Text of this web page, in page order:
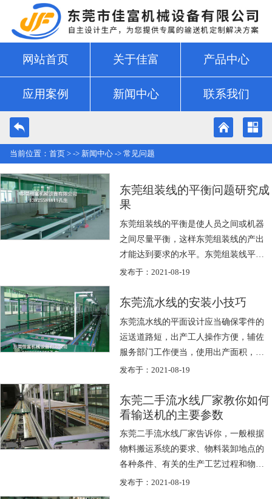
网站首页 关于佳富 产品中心
应用案例 新闻中心 联系我们
当前位置： 首页 > -> 新闻中心 -> 常见问题
东莞组装线的平衡问题研究成
果
东莞组装线的平衡是使人员之间或机器
之间尽量平衡，这样东莞组装线的产出
才能达到要求的水平。东莞组装线平衡
问题与设施规划相牵连。东莞组装线的
发布于：2021-08-19
东莞流水线的安装小技巧
东莞流水线的平面设计应当确保零件的
运送道路短，出产工人操作方便，辅佐
服务部门工作便当，使用出产面积，并
思考流水线装置之间的彼此联接。为满
发布于：2021-08-19
东莞二手流水线厂家教你如何
看输送机的主要参数
东莞二手流水线厂家告诉你，一般根据
物料搬运系统的要求、物料装卸地点的
各种条件、有关的生产工艺过程和物料
的特性等来确定各主要参数。 ①输送能
发布于：2021-08-19